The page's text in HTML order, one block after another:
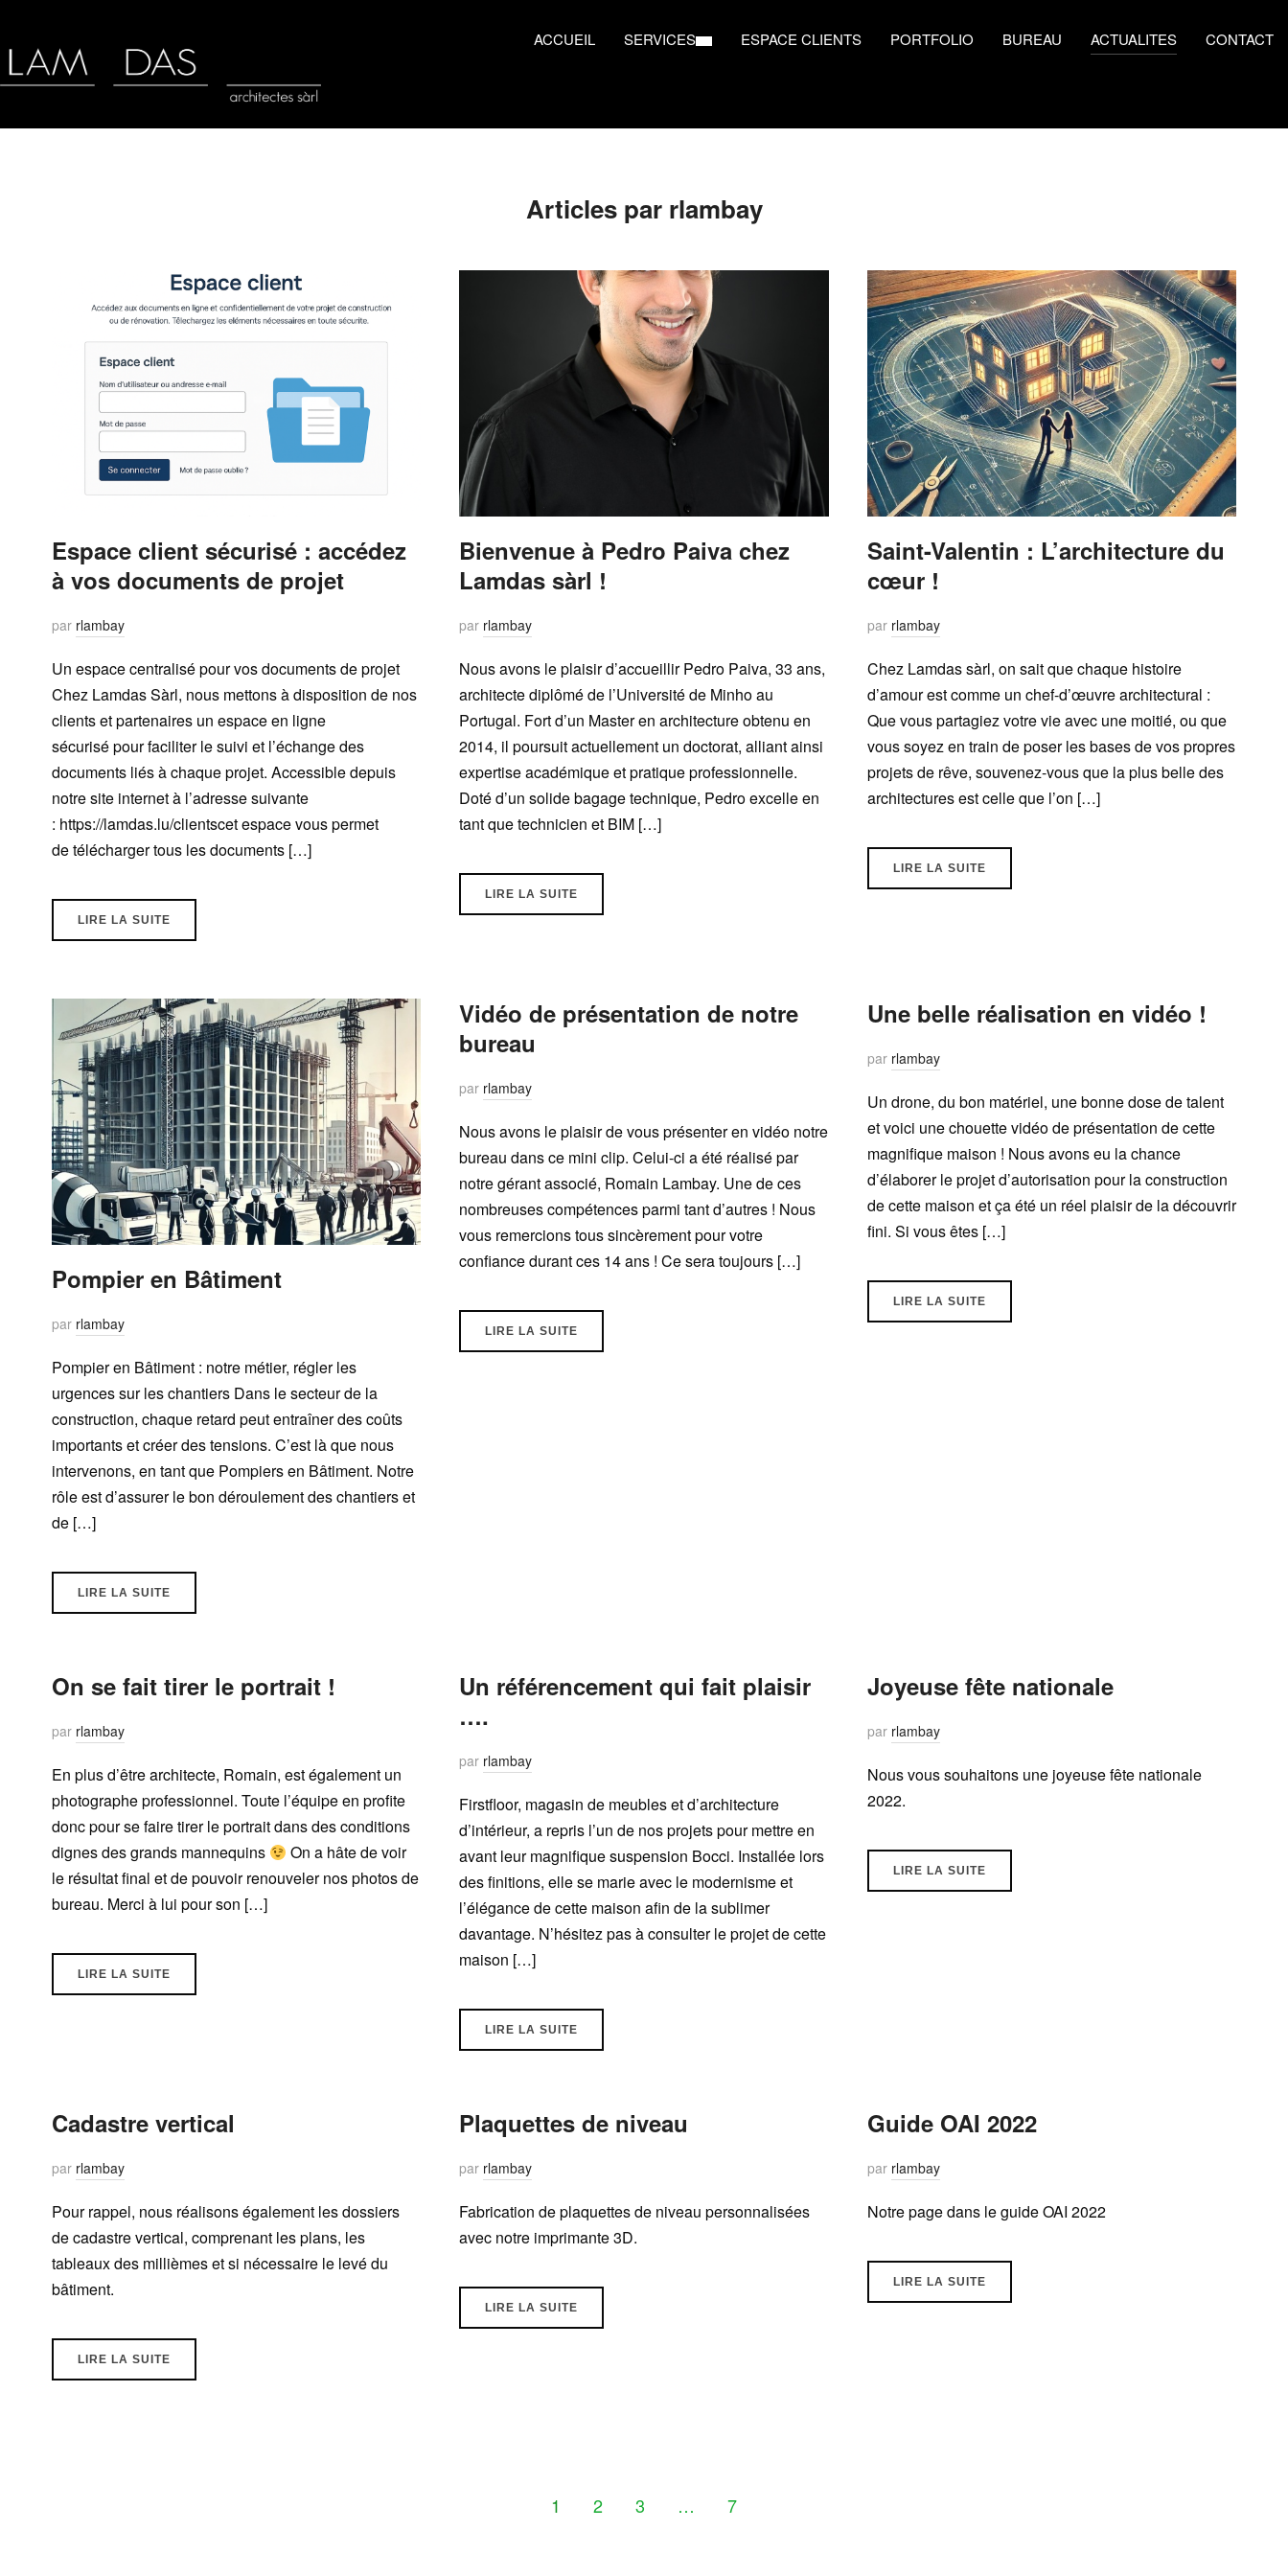
ACCUEIL SERVICES ESPACE CLIENTS PORTFOLIO BUREAU ACTUALITES CONTACT
Articles par rlambay
Espace client sécurisé : accédez
à vos documents de projet
par rlambay
Un espace centralisé pour vos documents de projet
Chez Lamdas Sàrl, nous mettons à disposition de nos
clients et partenaires un espace en ligne
sécurisé pour faciliter le suivi et l’échange des
documents liés à chaque projet. Accessible depuis
notre site internet à l’adresse suivante
: https://lamdas.lu/clientscet espace vous permet
de télécharger tous les documents […]
LIRE LA SUITE
Bienvenue à Pedro Paiva chez
Lamdas sàrl !
par rlambay
Nous avons le plaisir d’accueillir Pedro Paiva, 33 ans,
architecte diplômé de l’Université de Minho au
Portugal. Fort d’un Master en architecture obtenu en
2014, il poursuit actuellement un doctorat, alliant ainsi
expertise académique et pratique professionnelle.
Doté d’un solide bagage technique, Pedro excelle en
tant que technicien et BIM […]
LIRE LA SUITE
Saint-Valentin : L’architecture du
cœur !
par rlambay
Chez Lamdas sàrl, on sait que chaque histoire
d’amour est comme un chef-d’œuvre architectural :
Que vous partagiez votre vie avec une moitié, ou que
vous soyez en train de poser les bases de vos propres
projets de rêve, souvenez-vous que la plus belle des
architectures est celle que l’on […]
LIRE LA SUITE
Pompier en Bâtiment
par rlambay
Pompier en Bâtiment : notre métier, régler les
urgences sur les chantiers Dans le secteur de la
construction, chaque retard peut entraîner des coûts
importants et créer des tensions. C’est là que nous
intervenons, en tant que Pompiers en Bâtiment. Notre
rôle est d’assurer le bon déroulement des chantiers et
de […]
LIRE LA SUITE
Vidéo de présentation de notre
bureau
par rlambay
Nous avons le plaisir de vous présenter en vidéo notre
bureau dans ce mini clip. Celui-ci a été réalisé par
notre gérant associé, Romain Lambay. Une de ces
nombreuses compétences parmi tant d’autres ! Nous
vous remercions tous sincèrement pour votre
confiance durant ces 14 ans ! Ce sera toujours […]
LIRE LA SUITE
Une belle réalisation en vidéo !
par rlambay
Un drone, du bon matériel, une bonne dose de talent
et voici une chouette vidéo de présentation de cette
magnifique maison ! Nous avons eu la chance
d’élaborer le projet d’autorisation pour la construction
de cette maison et ça été un réel plaisir de la découvrir
fini. Si vous êtes […]
LIRE LA SUITE
On se fait tirer le portrait !
par rlambay
En plus d’être architecte, Romain, est également un
photographe professionnel. Toute l’équipe en profite
donc pour se faire tirer le portrait dans des conditions
dignes des grands mannequins
On a hâte de voir
le résultat final et de pouvoir renouveler nos photos de
bureau. Merci à lui pour son […]
LIRE LA SUITE
Un référencement qui fait plaisir
….
par rlambay
Firstfloor, magasin de meubles et d’architecture
d’intérieur, a repris l’un de nos projets pour mettre en
avant leur magnifique suspension Bocci. Installée lors
des finitions, elle se marie avec le modernisme et
l’élégance de cette maison afin de la sublimer
davantage. N’hésitez pas à consulter le projet de cette
maison […]
LIRE LA SUITE
Joyeuse fête nationale
par rlambay
Nous vous souhaitons une joyeuse fête nationale
2022.
LIRE LA SUITE
Cadastre vertical
par rlambay
Pour rappel, nous réalisons également les dossiers
de cadastre vertical, comprenant les plans, les
tableaux des millièmes et si nécessaire le levé du
bâtiment.
LIRE LA SUITE
Plaquettes de niveau
par rlambay
Fabrication de plaquettes de niveau personnalisées
avec notre imprimante 3D.
LIRE LA SUITE
Guide OAI 2022
par rlambay
Notre page dans le guide OAI 2022
LIRE LA SUITE
1 2 3 … 7